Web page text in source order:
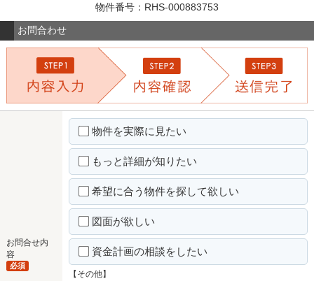
物件番号：RHS-000883753
お問合わせ
お問合せ内
容
必須
物件を実際に見たい
もっと詳細が知りたい
希望に合う物件を探して欲しい
図面が欲しい
資金計画の相談をしたい
【その他】